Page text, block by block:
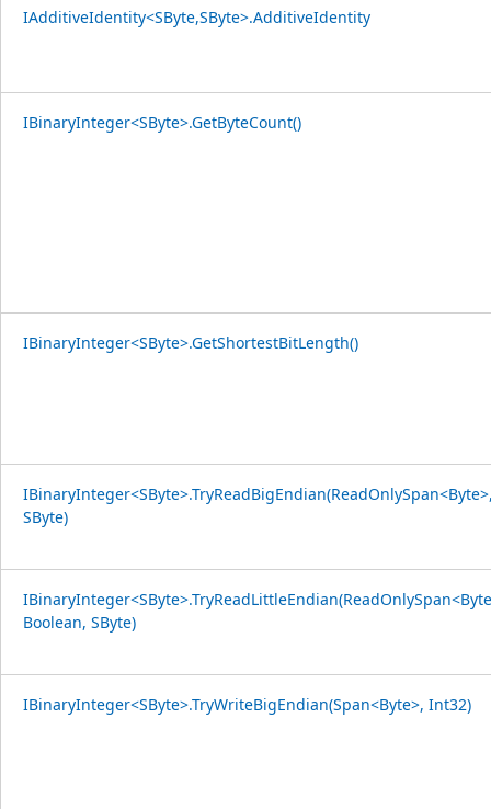
IAdditiveIdentity<SByte,SByte>.AdditiveIdentity
IBinaryInteger<SByte>.GetByteCount()
IBinaryInteger<SByte>.GetShortestBitLength()
SByte)
Boolean, SByte)
IBinaryInteger<SByte>.TryWriteBigEndian(Span<Byte>, Int32)